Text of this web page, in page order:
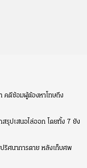
คดีซ้อมผู้ต้องหาโทษถึง
รุปเสนอไล่ออก โดยทั้ง 7 ยัง
ริศนาการตาย หลังเก็บศพ